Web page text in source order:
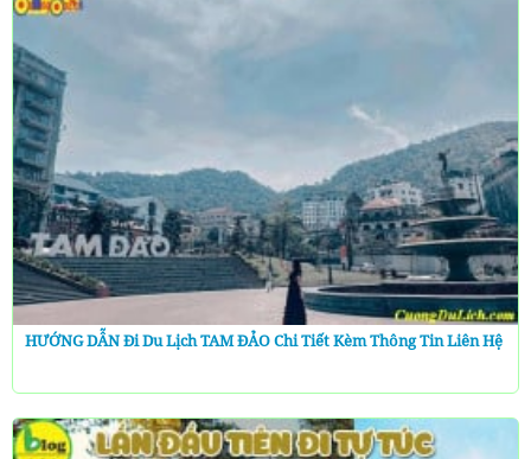
HƯỚNG DẪN Đi Du Lịch TAM ĐẢO Chi Tiết Kèm Thông Tin Liên Hệ